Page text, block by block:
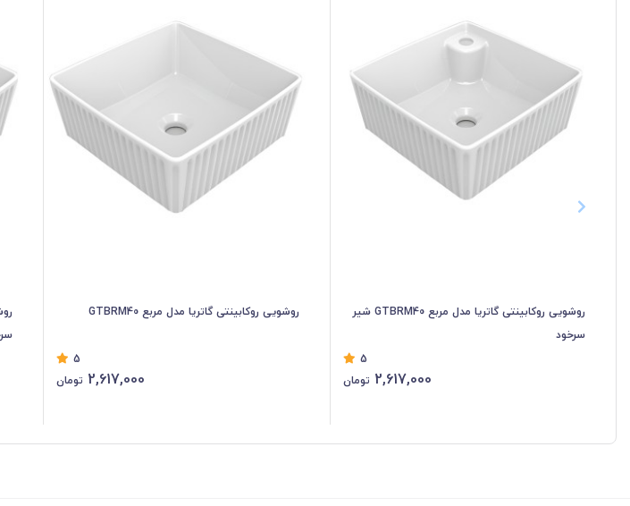
روشویی روکابینتی گاتریا مدل مربع GTBRM40 شیر
سرخود
5
2,617,000 تومان
روشویی روکابینتی گاتریا مدل مربع GTBRM40
5
2,617,000 تومان